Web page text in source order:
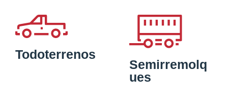
Todoterrenos
Semirremolq
ues